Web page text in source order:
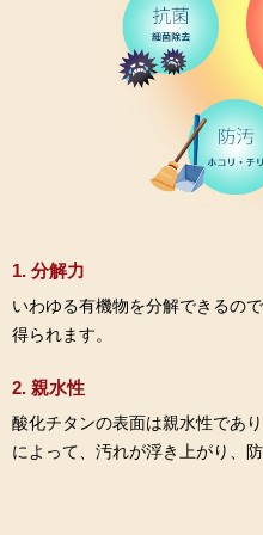
1. 分解力
いわゆる有機物を分解できるの
得られます。
2. 親水性
酸化チタンの表面は親水性であ
によって、汚れが浮き上がり、